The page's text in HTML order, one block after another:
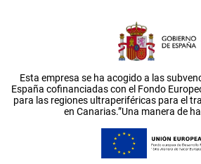
Esta empresa se ha acogido a las
España cofinanciadas con el Fondo
para las regiones ultraperiféricas para el
en Canarias.”Una manera de